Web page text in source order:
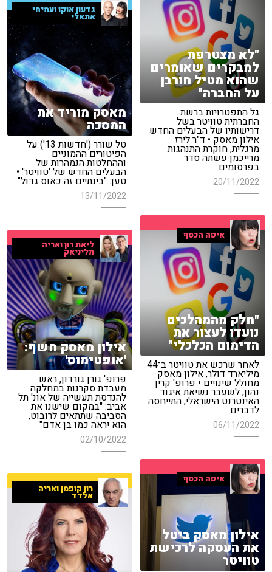
"לא מצטרפת
למבקרים שאומרים
שהוא מטיל חורבן
על החברה"
גל התפטרויות ברשת
החברתית טוויטר בשל
דרישותיו של הבעלים החדש
אילון מאסק • ד"ר לירז
מרגלית, חוקרת התנהגות
מרייכמן עשתה סדר
בפרסומים
20/11/2022
גדעון אוקו ועמיחי
אתאלי
מאסק מוריד את
המסכה
טל שורר ('חדשות 13') על
הפיטורים ההמוניים
וההחלטות הנמהרות של
הבעלים החדש של 'טוויטר' •
טען: "בינתיים זה כאוס גדול"
13/11/2022
איפה הכסף
"חלק מהמהלכים
נועדו לעצור את
הדימום הכלכלי"
לאחר שרכש את טוויטר ב־44
מיליארד דולר, אילון מאסק
מחולל שינויים • פרופ' קרין
נהון, לשעבר נשיאת איגוד
האינטרנט הישראלי, התייחסה
לדברים
06/11/2022
ליאת רון ואריה
מליניאק
אילון מאסק חשף:
'אופטימוס'
פרופ' גורן גורדון, ראש
מעבדת סקרנות במחלקה
להנדסת תעשייה של אונ' תל
אביב: "במקום שישנו את
הסביבה שתתאים לרובוט,
הוא יראה כמו בן אדם"
02/10/2022
איפה הכסף
אילון מאסק ביטל
את העסקה לרכישת
טוויטר
רון קופמן ואריה
אלדד